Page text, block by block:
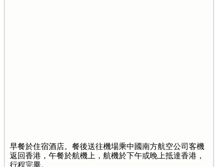
早餐於住宿酒店。餐後送往機場乘中國南方航空公司客機
返回香港，午餐於航機上，航機於下午或晚上抵達香港，
行程完畢。